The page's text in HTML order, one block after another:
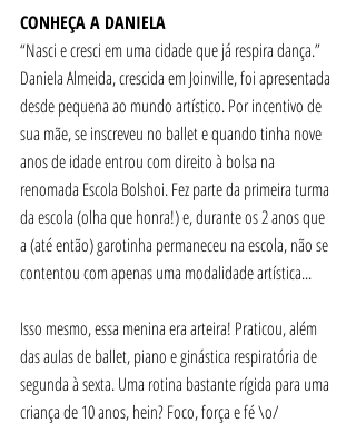
CONHEÇA A DANIELA
“Nasci e cresci em uma cidade que já respira dança.”
Daniela Almeida, crescida em Joinville, foi apresentada
desde pequena ao mundo artístico. Por incentivo de
sua mãe, se inscreveu no ballet e quando tinha nove
anos de idade entrou com direito à bolsa na
renomada Escola Bolshoi. Fez parte da primeira turma
da escola (olha que honra!) e, durante os 2 anos que
a (até então) garotinha permaneceu na escola, não se
contentou com apenas uma modalidade artística...
Isso mesmo, essa menina era arteira! Praticou, além
das aulas de ballet, piano e ginástica respiratória de
segunda à sexta. Uma rotina bastante rígida para uma
criança de 10 anos, hein? Foco, força e fé \o/